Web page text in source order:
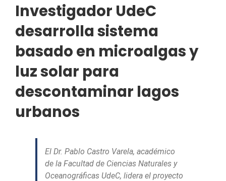
Investigador UdeC
desarrolla sistema
basado en microalgas y
luz solar para
descontaminar lagos
urbanos
El Dr. Pablo Castro Varela, académico
de la Facultad de Ciencias Naturales y
Oceanográficas UdeC, lidera el proyecto